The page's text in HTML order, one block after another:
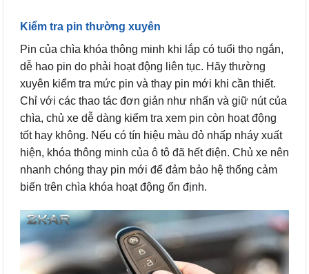
Kiểm tra pin thường xuyên
Pin của chìa khóa thông minh khi lắp có tuổi thọ ngắn,
dễ hao pin do phải hoạt động liên tục. Hãy thường
xuyên kiểm tra mức pin và thay pin mới khi cần thiết.
Chỉ với các thao tác đơn giản như nhấn và giữ nút của
chìa, chủ xe dễ dàng kiểm tra xem pin còn hoạt động
tốt hay không. Nếu có tín hiệu màu đỏ nhấp nháy xuất
hiện, khóa thông minh của ô tô đã hết điện. Chủ xe nên
nhanh chóng thay pin mới để đảm bảo hệ thống cảm
biến trên chìa khóa hoạt động ổn định.